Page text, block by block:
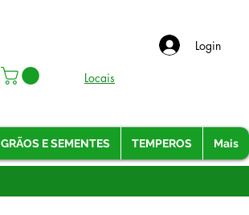
Login
Locais
GRÃOS E SEMENTES TEMPEROS Mais